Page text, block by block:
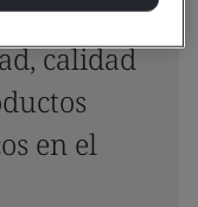
calidad
en el